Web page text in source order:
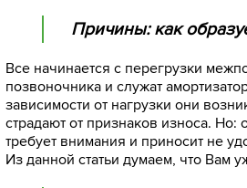
Причины: как
Все начинается с перегрузки
позвоночника и служат
зависимости от нагрузки они
страдают от признаков износа.
требует внимания и приносит не
Из данной статьи думаем, что Вам